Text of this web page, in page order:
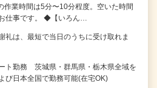
作業時間は5分〜10分程度。空いた時間
仕事です。 ◆【いろん…
は、最短で当日のうちに受け取れま
ト勤務 茨城県・群馬県・栃木県全域を
び日本全国で勤務可能(在宅OK)